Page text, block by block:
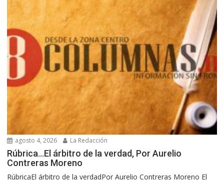
agosto 4, 2026 La Redacción
Rúbrica…El árbitro de la verdad, Por Aurelio
Contreras Moreno
RúbricaEl árbitro de la verdadPor Aurelio Contreras Moreno El